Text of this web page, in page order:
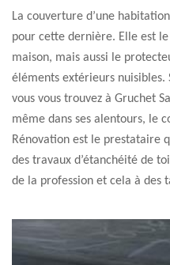
La couverture d’une
pour cette dernière. Elle est
maison, mais aussi le
éléments extérieurs
vous vous trouvez à Gruchet
même dans ses alentours, le
Rénovation est le prestataire
des travaux d’étanchéité de
de la profession et cela à des